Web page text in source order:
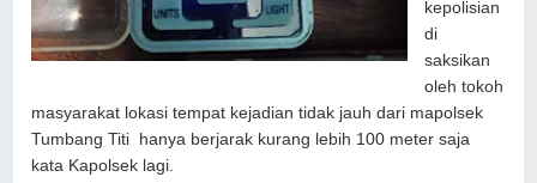
kepolisian
di
saksikan
oleh tokoh
masyarakat lokasi tempat kejadian tidak jauh dari mapolsek
Tumbang Titi hanya berjarak kurang lebih 100 meter saja
kata Kapolsek lagi.